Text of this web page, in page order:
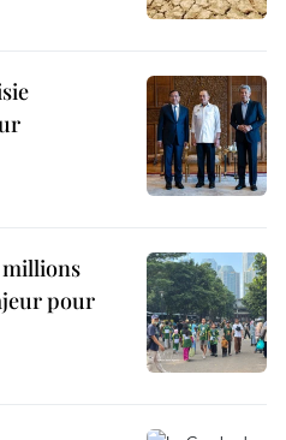
millions
pour